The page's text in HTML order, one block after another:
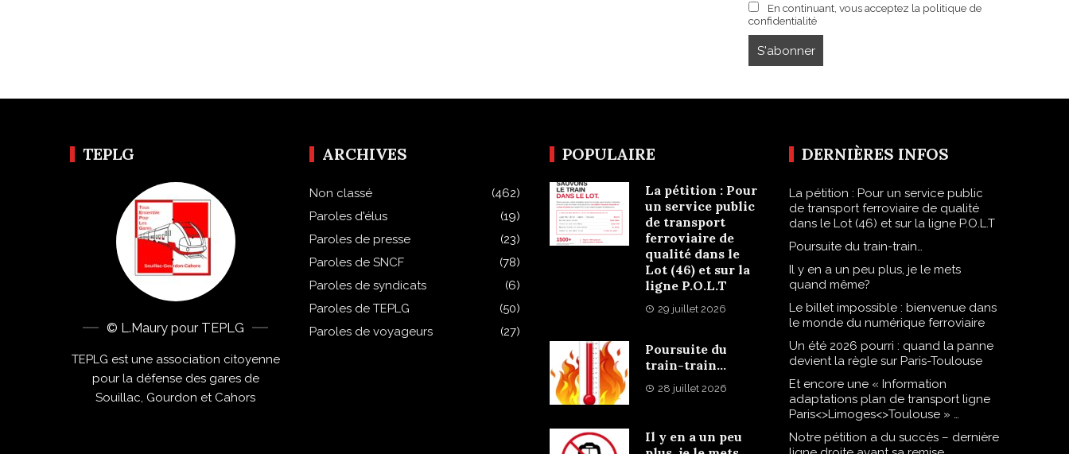
En continuant, vous acceptez la politique de
confidentialité
TEPLG
© L.Maury pour TEPLG
TEPLG est une association citoyenne
pour la défense des gares de
Souillac, Gourdon et Cahors
ARCHIVES
Non classé
(462)
Paroles d'élus
(19)
Paroles de presse
(23)
Paroles de SNCF
(78)
Paroles de syndicats
(6)
Paroles de TEPLG
(50)
Paroles de voyageurs
(27)
POPULAIRE
La pétition : Pour
un service public
de transport
ferroviaire de
qualité dans le
Lot (46) et sur la
ligne P.O.L.T
29 juillet 2026
Poursuite du
train-train…
28 juillet 2026
Il y en a un peu
DERNIÈRES INFOS
La pétition : Pour un service public
de transport ferroviaire de qualité
dans le Lot (46) et sur la ligne P.O.L.T
Poursuite du train-train…
Il y en a un peu plus, je le mets
quand même?
Le billet impossible : bienvenue dans
le monde du numérique ferroviaire
Un été 2026 pourri : quand la panne
devient la règle sur Paris-Toulouse
Et encore une « Information
adaptations plan de transport ligne
Paris<>Limoges<>Toulouse » …
Notre pétition a du succès – dernière